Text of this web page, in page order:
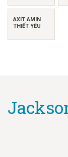
ไทย
INDONESIA
AXIT AMIN
THIẾT YẾU